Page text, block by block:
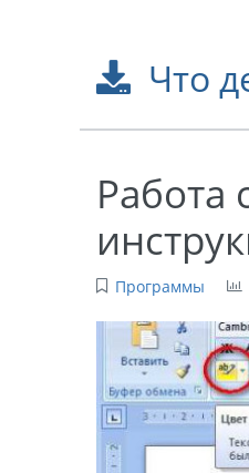
Что
Работа
Программы